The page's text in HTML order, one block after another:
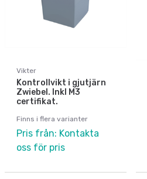
Vikter
Kontrollvikt i gjutjärn
Zwiebel. Inkl M3
certifikat.
Finns i flera varianter
Pris från: Kontakta
oss för pris